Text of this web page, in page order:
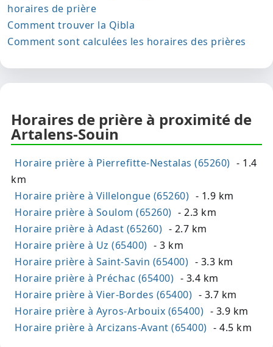
horaires de prière
Comment trouver la Qibla
Comment sont calculées les horaires des prières
Horaires de prière à proximité de
Artalens-Souin
Horaire prière à Pierrefitte-Nestalas (65260) - 1.4
km
Horaire prière à Villelongue (65260) - 1.9 km
Horaire prière à Soulom (65260) - 2.3 km
Horaire prière à Adast (65260) - 2.7 km
Horaire prière à Uz (65400) - 3 km
Horaire prière à Saint-Savin (65400) - 3.3 km
Horaire prière à Préchac (65400) - 3.4 km
Horaire prière à Vier-Bordes (65400) - 3.7 km
Horaire prière à Ayros-Arbouix (65400) - 3.9 km
Horaire prière à Arcizans-Avant (65400) - 4.5 km